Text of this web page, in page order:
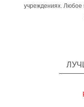
учреждениях. Любое